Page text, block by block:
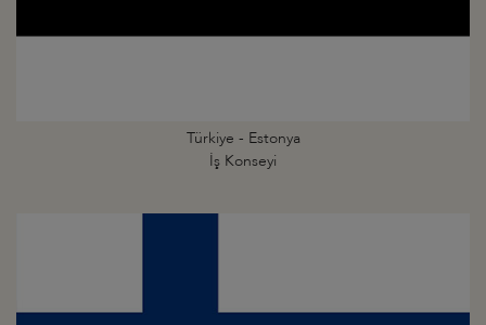
Türkiye - Estonya
İş Konseyi